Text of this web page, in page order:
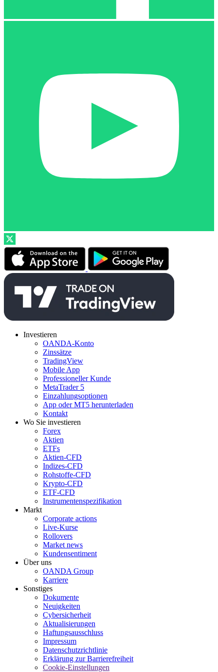
Investieren
OANDA-Konto
Zinssätze
TradingView
Mobile App
Professioneller Kunde
MetaTrader 5
Einzahlungsoptionen
App oder MT5 herunterladen
Kontakt
Wo Sie investieren
Forex
Aktien
ETFs
Aktien-CFD
Indizes-CFD
Rohstoffe-CFD
Krypto-CFD
ETF-CFD
Instrumentenspezifikation
Markt
Corporate actions
Live-Kurse
Rollovers
Market news
Kundensentiment
Über uns
OANDA Group
Karriere
Sonstiges
Dokumente
Neuigkeiten
Cybersicherheit
Aktualisierungen
Haftungsausschluss
Impressum
Datenschutzrichtlinie
Erklärung zur Barrierefreiheit
Cookie-Einstellungen